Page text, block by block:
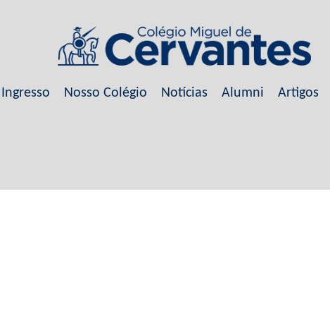
Ingresso Nosso Colégio Notícias Alumni Artigos